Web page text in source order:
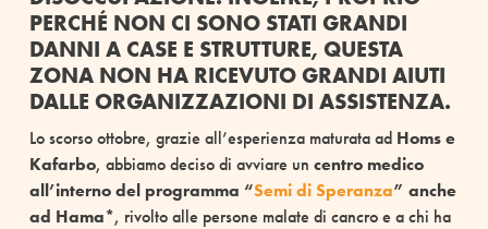
PERCHÉ NON CI SONO STATI GRANDI
DANNI A CASE E STRUTTURE, QUESTA
ZONA NON HA RICEVUTO GRANDI AIUTI
DALLE ORGANIZZAZIONI DI ASSISTENZA.
Lo scorso ottobre, grazie all’esperienza maturata ad Homs e
Kafarbo, abbiamo deciso di avviare un centro medico
all’interno del programma “Semi di Speranza” anche
ad Hama*, rivolto alle persone malate di cancro e a chi ha